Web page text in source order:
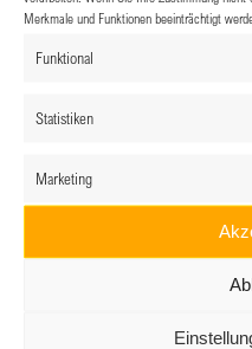
Merkmale und Funktionen beeinträchtigt
Funktional
Statistiken
Marketing
Hinweis
Datum